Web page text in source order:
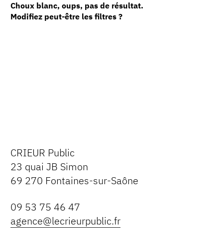
Choux blanc, oups, pas de résultat.
Modifiez peut-être les filtres ?
CRIEUR Public
23 quai JB Simon
69 270 Fontaines-sur-Saône
09 53 75 46 47
agence@lecrieurpublic.fr